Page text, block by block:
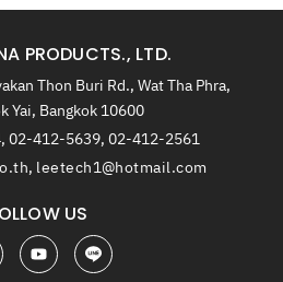
PRODUCTS., LTD.
Thon Buri Rd., Wat Tha Phra,
Yai, Bangkok 10600
02-412-5639, 02-412-2561
, leetech1@hotmail.com
US